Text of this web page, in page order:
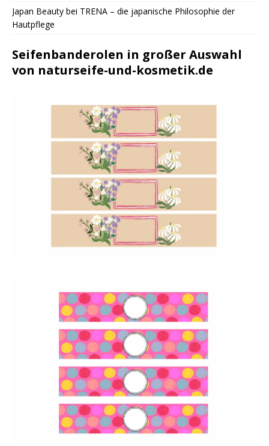
Japan Beauty bei TRENA – die japanische Philosophie der
Hautpflege
Seifenbanderolen in großer Auswahl
von naturseife-und-kosmetik.de